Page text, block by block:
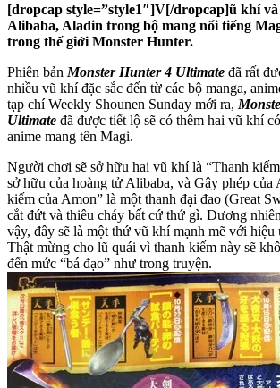
[dropcap style=”style1″]V[/dropcap]ũ khí
Alibaba, Aladin trong bộ mang nổi tiếng
trong thế giới Monster Hunter.
Phiên bản Monster Hunter 4 Ultimate đã rất
nhiều vũ khí đặc sắc đến từ các bộ manga,
tạp chí Weekly Shounen Sunday mới ra,
Ultimate đã được tiết lộ sẽ có thêm hai vũ khí
anime mang tên Magi.
Người chơi sẽ sở hữu hai vũ khí là “Thanh
sở hữu của hoàng tử Alibaba, và Gậy phép của
kiếm của Amon” là một thanh đại đao (Great
cắt đứt và thiêu cháy bất cứ thứ gì. Đương
vậy, đây sẽ là một thứ vũ khí mạnh mẽ với hiệu
Thật mừng cho lũ quái vì thanh kiếm này sẽ
đến mức “bá đạo” như trong truyện.